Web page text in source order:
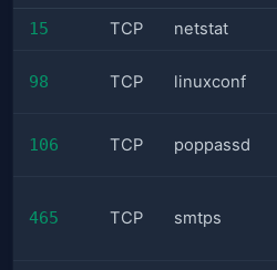
15 TCP netstat
98 TCP linuxconf
106 TCP poppassd
465 TCP smtps